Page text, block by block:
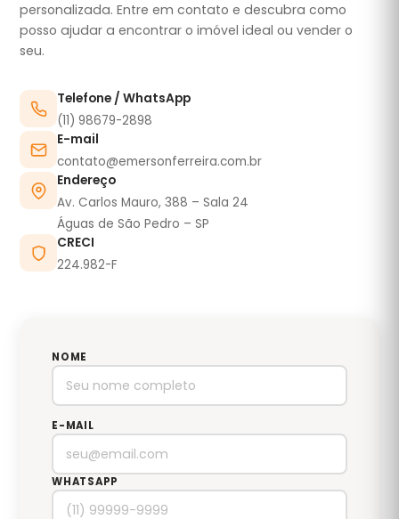
personalizada. Entre em contato e descubra como
posso ajudar a encontrar o imóvel ideal ou vender o
seu.
Telefone / WhatsApp
(11) 98679-2898
E-mail
contato@emersonferreira.com.br
Endereço
Av. Carlos Mauro, 388 – Sala 24
Águas de São Pedro – SP
CRECI
224.982-F
NOME
E-MAIL
WHATSAPP